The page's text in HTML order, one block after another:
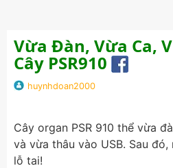
Vừa Đàn, Vừa Ca,
Cây PSR910
huynhdoan2000
Cây organ PSR 910 thể vừa
và vừa thâu vào USB. Sau
lỗ tai!